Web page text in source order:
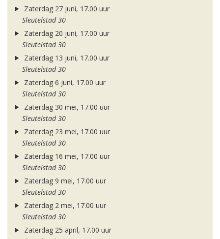
Zaterdag 27 juni, 17.00 uur
Sleutelstad 30
Zaterdag 20 juni, 17.00 uur
Sleutelstad 30
Zaterdag 13 juni, 17.00 uur
Sleutelstad 30
Zaterdag 6 juni, 17.00 uur
Sleutelstad 30
Zaterdag 30 mei, 17.00 uur
Sleutelstad 30
Zaterdag 23 mei, 17.00 uur
Sleutelstad 30
Zaterdag 16 mei, 17.00 uur
Sleutelstad 30
Zaterdag 9 mei, 17.00 uur
Sleutelstad 30
Zaterdag 2 mei, 17.00 uur
Sleutelstad 30
Zaterdag 25 april, 17.00 uur